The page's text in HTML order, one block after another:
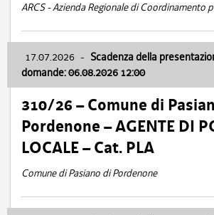
ARCS - Azienda Regionale di Coordinamento
17.07.2026 - Scadenza della
domande: 06.08.2026 12:00
310/26 – Comune di
Pordenone – AGENTE DI
LOCALE – Cat. PLA
Comune di Pasiano di Pordenone